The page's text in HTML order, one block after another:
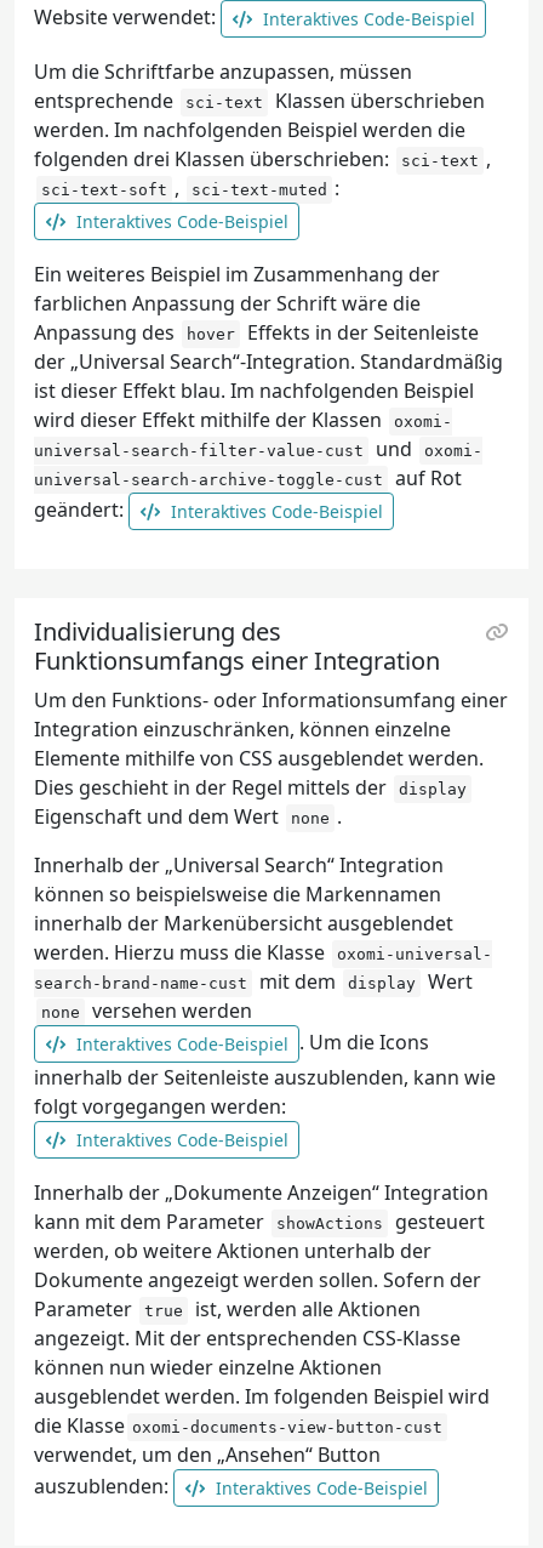
Website verwendet:
Interaktives Code-Beispiel
Um die Schriftfarbe anzupassen, müssen
entsprechende
sci-text
Klassen überschrieben
werden. Im nachfolgenden Beispiel werden die
folgenden drei Klassen überschrieben:
sci-text ,
sci-text-soft , sci-text-muted :
Interaktives Code-Beispiel
Ein weiteres Beispiel im Zusammenhang der
farblichen Anpassung der Schrift wäre die
Anpassung des
hover
Effekts in der Seitenleiste
der „Universal Search“-Integration. Standardmäßig
ist dieser Effekt blau. Im nachfolgenden Beispiel
wird dieser Effekt mithilfe der Klassen
oxomi-
universal-search-filter-value-cust
und
oxomi-
universal-search-archive-toggle-cust
auf Rot
geändert:
Interaktives Code-Beispiel
Individualisierung des
Funktionsumfangs einer Integration
Um den Funktions- oder Informationsumfang einer
Integration einzuschränken, können einzelne
Elemente mithilfe von CSS ausgeblendet werden.
Dies geschieht in der Regel mittels der
display
Eigenschaft und dem Wert none .
Innerhalb der „Universal Search“ Integration
können so beispielsweise die Markennamen
innerhalb der Markenübersicht ausgeblendet
werden. Hierzu muss die Klasse
oxomi-universal-
search-brand-name-cust
mit dem display Wert
none versehen werden
Interaktives Code-Beispiel . Um die Icons
innerhalb der Seitenleiste auszublenden, kann wie
folgt vorgegangen werden:
Interaktives Code-Beispiel
Innerhalb der „Dokumente Anzeigen“ Integration
kann mit dem Parameter
showActions
gesteuert
werden, ob weitere Aktionen unterhalb der
Dokumente angezeigt werden sollen. Sofern der
Parameter
true
ist, werden alle Aktionen
angezeigt. Mit der entsprechenden CSS-Klasse
können nun wieder einzelne Aktionen
ausgeblendet werden. Im folgenden Beispiel wird
die Klasse oxomi-documents-view-button-cust
verwendet, um den „Ansehen“ Button
auszublenden:
Interaktives Code-Beispiel